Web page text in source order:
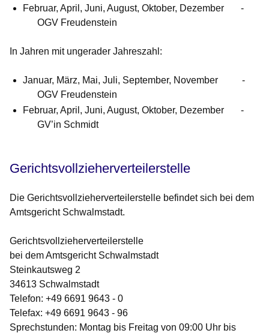
Februar, April, Juni, August, Oktober, Dezember -
OGV Freudenstein
In Jahren mit ungerader Jahreszahl:
Januar, März, Mai, Juli, September, November -
OGV Freudenstein
Februar, April, Juni, August, Oktober, Dezember -
GV’in Schmidt
Gerichtsvollzieherverteilerstelle
Die Gerichtsvollzieherverteilerstelle befindet sich bei dem
Amtsgericht Schwalmstadt.
Gerichtsvollzieherverteilerstelle
bei dem Amtsgericht Schwalmstadt
Steinkautsweg 2
34613 Schwalmstadt
Telefon: +49 6691 9643 - 0
Telefax: +49 6691 9643 - 96
Sprechstunden: Montag bis Freitag von 09:00 Uhr bis